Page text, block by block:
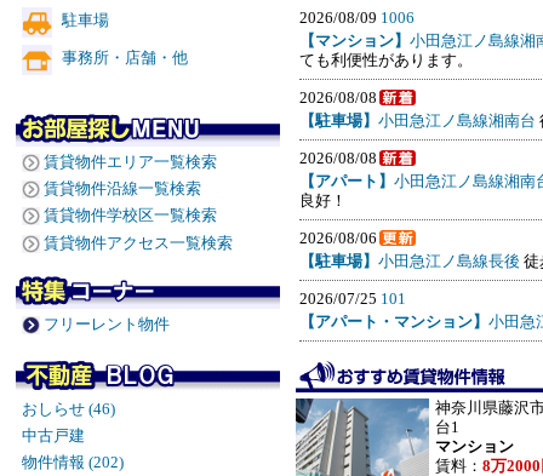
駐車場
事務所・店舗・他
賃貸物件エリア一覧検索
賃貸物件沿線一覧検索
賃貸物件学校区一覧検索
賃貸物件アクセス一覧検索
フリーレント物件
おしらせ (46)
中古戸建
物件情報 (202)
2026/08/09 1006
【マンション】 小田急江ノ島線湘
ても利便性があります。
2026/08/08
【駐車場】 小田急江ノ島線湘南台
2026/08/08
【アパート】 小田急江ノ島線湘南
良好！
2026/08/06
【駐車場】 小田急江ノ島線長後 徒
2026/07/25 101
【アパート・マンション】 小田急
神奈川県藤沢
台1
マンション
賃料： 8万